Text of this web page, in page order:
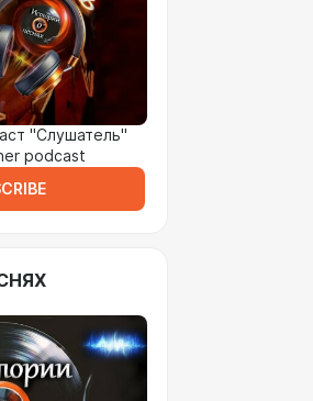
"Слушатель"
podcast